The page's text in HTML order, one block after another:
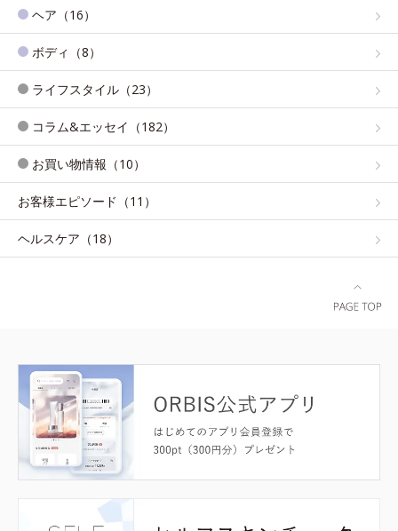
ヘア（16）
ボディ（8）
ライフスタイル（23）
コラム&エッセイ（182）
お買い物情報（10）
お客様エピソード（11）
ヘルスケア（18）